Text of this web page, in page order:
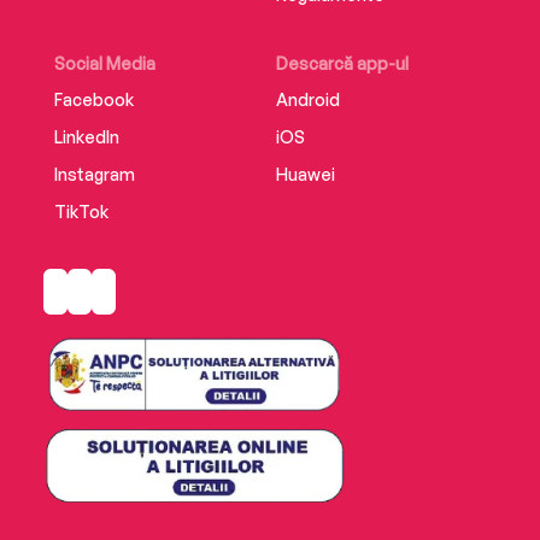
ISBN 9786064026736
Social Media
Facebook
LinkedIn
Instagram
TikTok
Descarcă app-ul
Android
iOS
Huawei